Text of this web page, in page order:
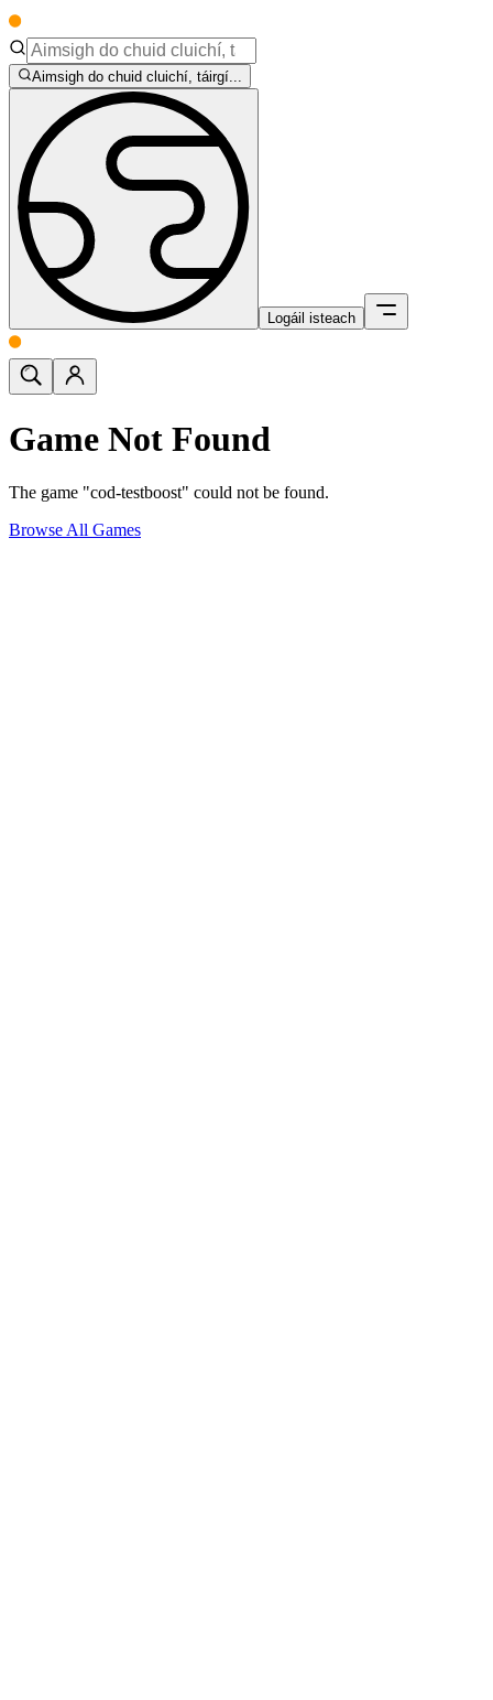
Aimsigh do chuid cluichí, táirgí...
Logáil isteach
Game Not Found
The game "cod-testboost" could not be found.
Browse All Games